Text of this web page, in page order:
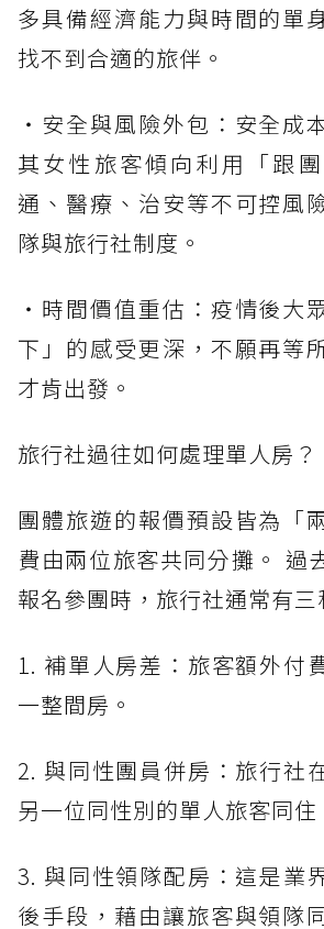
多具備經濟能力與時間的單
找不到合適的旅伴。
・安全與風險外包：安全成
其女性旅客傾向利用「跟
通、醫療、治安等不可控風
隊與旅行社制度。
・時間價值重估：疫情後大
下」的感受更深，不願再等
才肯出發。
旅行社過往如何處理單人房？
團體旅遊的報價預設皆為「
費由兩位旅客共同分攤。 過
報名參團時，旅行社通常有三
1. 補單人房差：旅客額外付
一整間房。
2. 與同性團員併房：旅行社
另一位同性別的單人旅客同住
3. 與同性領隊配房：這是業
後手段，藉由讓旅客與領隊